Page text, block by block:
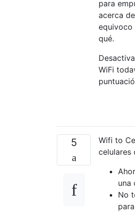
para
acerca
equivoco
qué.
WiFi
5
Wifi to
celulares
una
No